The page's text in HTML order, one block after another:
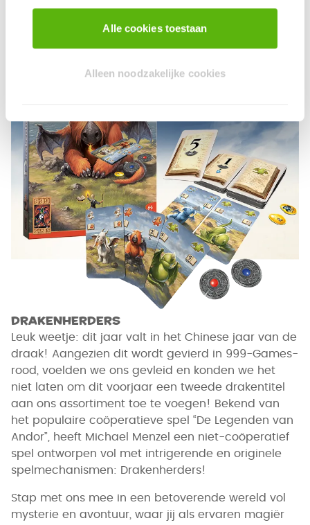
Alle cookies toestaan
Alleen noodzakelijke cookies
Drakenherders
Leuk weetje: dit jaar valt in het Chinese jaar van de
draak! Aangezien dit wordt gevierd in 999-Games-
rood, voelden we ons gevleid en konden we het
niet laten om dit voorjaar een tweede drakentitel
aan ons assortiment toe te voegen! Bekend van
het populaire coöperatieve spel “De Legenden van
Andor”, heeft Michael Menzel een niet-coöperatief
spel ontworpen vol met intrigerende en originele
spelmechanismen: Drakenherders!
Stap met ons mee in een betoverende wereld vol
mysterie en avontuur, waar jij als ervaren magiër